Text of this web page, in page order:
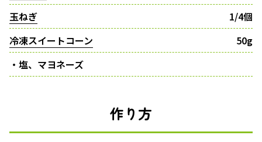
玉ねぎ
1/4個
冷凍スイートコーン
50g
・塩、マヨネーズ
作り方